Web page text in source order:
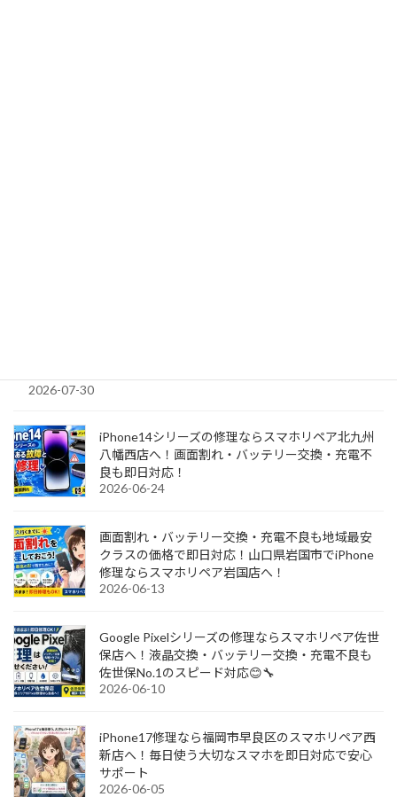
2026-07-30
iPhone14シリーズの修理ならスマホリペア北九州
八幡西店へ！画面割れ・バッテリー交換・充電不
良も即日対応！
2026-06-24
画面割れ・バッテリー交換・充電不良も地域最安
クラスの価格で即日対応！山口県岩国市でiPhone
修理ならスマホリペア岩国店へ！
2026-06-13
Google Pixelシリーズの修理ならスマホリペア佐世
保店へ！液晶交換・バッテリー交換・充電不良も
佐世保No.1のスピード対応😊🔧
2026-06-10
iPhone17修理なら福岡市早良区のスマホリペア西
新店へ！毎日使う大切なスマホを即日対応で安心
サポート
2026-06-05